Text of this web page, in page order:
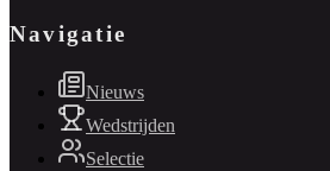
Navigatie
Nieuws
Wedstrijden
Selectie